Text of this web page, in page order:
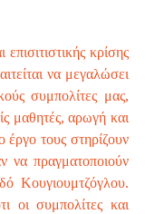
κρίσης
να μεγαλώσει
συμπολίτες μας,
μαθητές, αρωγή και
έργο τους στηρίζουν
να πραγματοποιούν
Κουγιουμτζόγλου.
οι συμπολίτες και